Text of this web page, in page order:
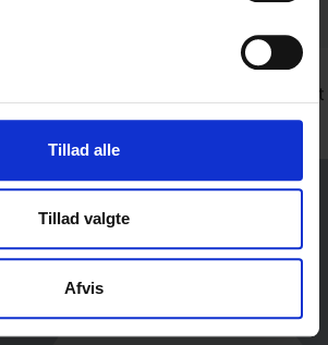
Tillad alle
Tillad valgte
Afvis
amet, consectetur adipiscing elit. Ut
ullamcorper mattis, pulvinar dapibus